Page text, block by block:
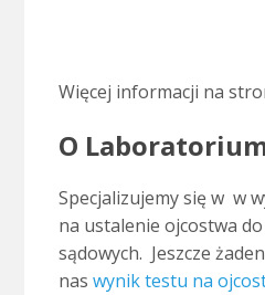
Więcej informacji na
O
Specjalizujemy się w w
na ustalenie ojcostwa
sądowych. Jeszcze
nas wynik testu na